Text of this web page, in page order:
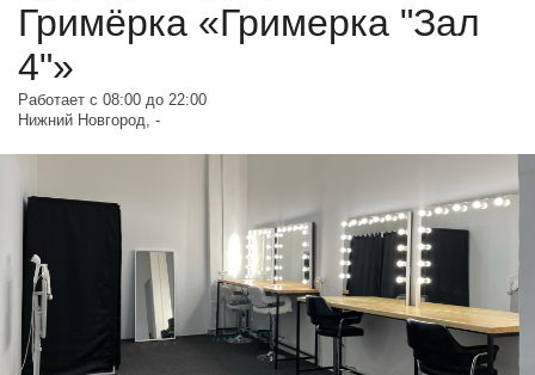
Гримёрка «Гримерка "Зал
4"»
Работает с 08:00 до 22:00
Нижний Новгород, -